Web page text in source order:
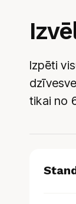
Izpēti
tikai no